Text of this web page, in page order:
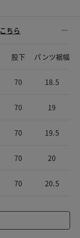
こちら
股下 パンツ裾幅
70 18.5
70 19
70 19.5
70 20
70 20.5